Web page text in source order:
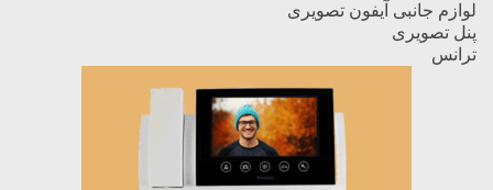
لوازم جانبی آیفون تصویری
پنل تصویری
ترانس